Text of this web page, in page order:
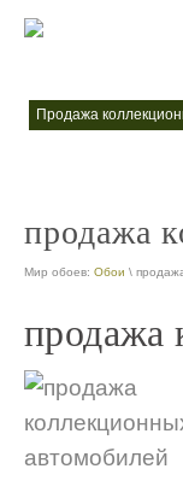
продажа
продажа
Мир обоев: Обои \
продажа